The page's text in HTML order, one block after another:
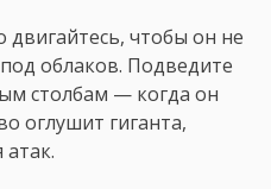
чтобы он не
облаков. Подведите
столбам — когда он
оглушит гиганта,